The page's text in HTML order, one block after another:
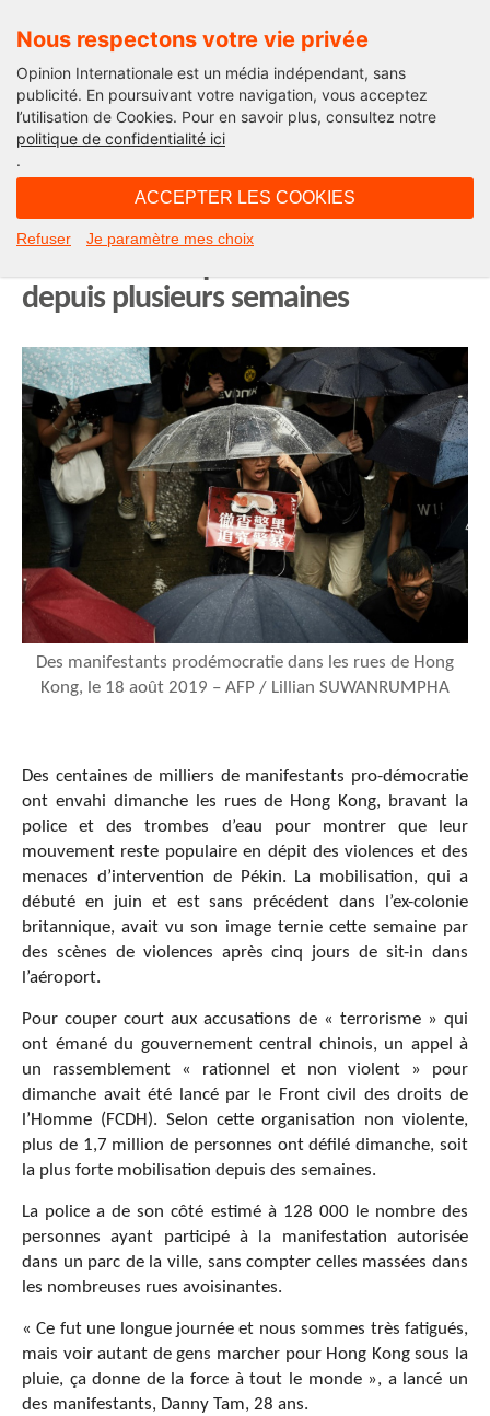
Nous respectons votre vie privée
Opinion Internationale est un média indépendant, sans
publicité. En poursuivant votre navigation, vous acceptez
l’utilisation de Cookies. Pour en savoir plus, consultez notre
politique de confidentialité ici
.
ACCEPTER LES COOKIES
Refuser Je paramètre mes choix
Actualité
A Hong Kong, la plus grande
depuis plusieurs semaines
Des manifestants prodémocratie dans les rues de Hong
Kong, le 18 août 2019 – AFP / Lillian SUWANRUMPHA
Des centaines de milliers de manifestants pro-démocratie
ont envahi dimanche les rues de Hong Kong, bravant la
police et des trombes d’eau pour montrer que leur
mouvement reste populaire en dépit des violences et des
menaces d’intervention de Pékin. La mobilisation, qui a
débuté en juin et est sans précédent dans l’ex-colonie
britannique, avait vu son image ternie cette semaine par
des scènes de violences après cinq jours de sit-in dans
l’aéroport.
Pour couper court aux accusations de « terrorisme » qui
ont émané du gouvernement central chinois, un appel à
un rassemblement « rationnel et non violent » pour
dimanche avait été lancé par le Front civil des droits de
l’Homme (FCDH). Selon cette organisation non violente,
plus de 1,7 million de personnes ont défilé dimanche, soit
la plus forte mobilisation depuis des semaines.
La police a de son côté estimé à 128 000 le nombre des
personnes ayant participé à la manifestation autorisée
dans un parc de la ville, sans compter celles massées dans
les nombreuses rues avoisinantes.
« Ce fut une longue journée et nous sommes très fatigués,
mais voir autant de gens marcher pour Hong Kong sous la
pluie, ça donne de la force à tout le monde », a lancé un
des manifestants, Danny Tam, 28 ans.